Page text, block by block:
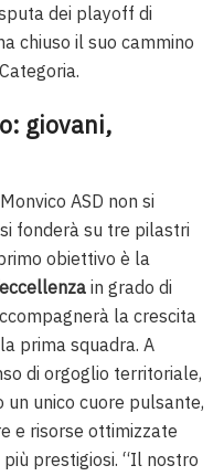
dei playoff di
chiuso il suo cammino
giovani,
ASD non si
fonderà su tre pilastri
obiettivo è la
in grado di
la crescita
prima squadra. A
di orgoglio territoriale,
unico cuore pulsante,
e risorse ottimizzate
prestigiosi. “Il nostro